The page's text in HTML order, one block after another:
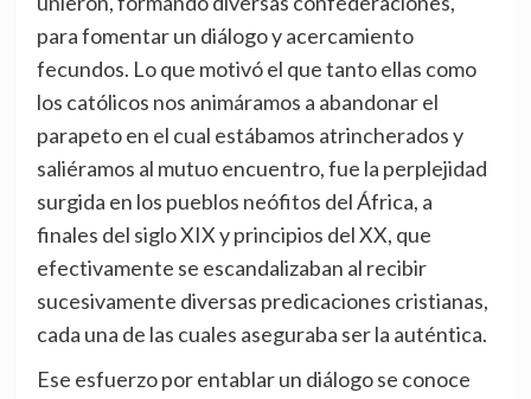
para fomentar un diálogo y acercamiento
fecundos. Lo que motivó el que tanto ellas como
los católicos nos animáramos a abandonar el
parapeto en el cual estábamos atrincherados y
saliéramos al mutuo encuentro, fue la perplejidad
surgida en los pueblos neófitos del África, a
finales del siglo XIX y principios del XX, que
efectivamente se escandalizaban al recibir
sucesivamente diversas predicaciones cristianas,
cada una de las cuales aseguraba ser la auténtica.
Ese esfuerzo por entablar un diálogo se conoce